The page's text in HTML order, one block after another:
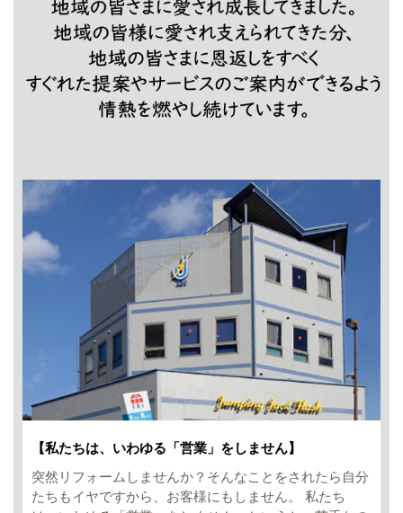
【私たちは、いわゆる「営業」をしません】
突然リフォームしませんか？そんなことをされたら自分
たちもイヤですから、お客様にもしません。 私たち